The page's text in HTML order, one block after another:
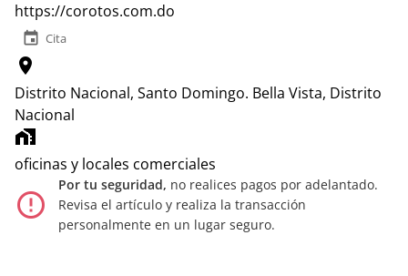
https://corotos.com.do
event Cita
location_on
Distrito Nacional, Santo Domingo. Bella Vista, Distrito
Nacional
home_work
oficinas y locales comerciales
error_outline
Por tu seguridad, no realices pagos por adelantado.
Revisa el artículo y realiza la transacción
personalmente en un lugar seguro.